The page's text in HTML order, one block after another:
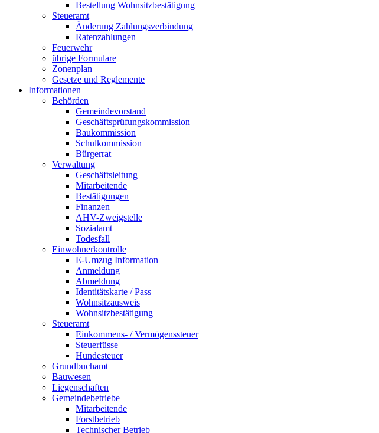
Bestellung Wohnsitzbestätigung
Steueramt
Änderung Zahlungsverbindung
Ratenzahlungen
Feuerwehr
übrige Formulare
Zonenplan
Gesetze und Reglemente
Informationen
Behörden
Gemeindevorstand
Geschäftsprüfungskommission
Baukommission
Schulkommission
Bürgerrat
Verwaltung
Geschäftsleitung
Mitarbeitende
Bestätigungen
Finanzen
AHV-Zweigstelle
Sozialamt
Todesfall
Einwohnerkontrolle
E-Umzug Information
Anmeldung
Abmeldung
Identitätskarte / Pass
Wohnsitzausweis
Wohnsitzbestätigung
Steueramt
Einkommens- / Vermögenssteuer
Steuerfüsse
Hundesteuer
Grundbuchamt
Bauwesen
Liegenschaften
Gemeindebetriebe
Mitarbeitende
Forstbetrieb
Technischer Betrieb